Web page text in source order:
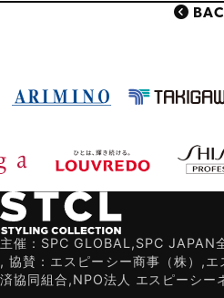
主催：SPC GLOBAL,SPC JAPAN
, 協賛：エスピーシー商事（株）,
済協同組合,NPO法人 エスピーシー